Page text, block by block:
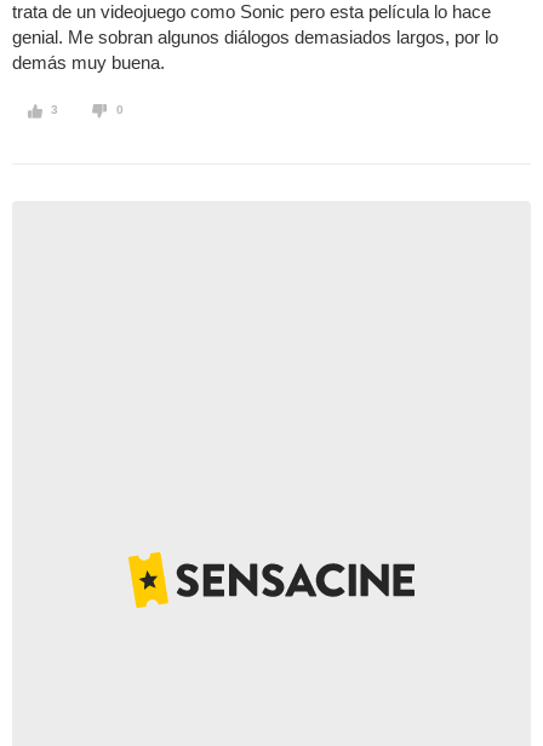
trata de un videojuego como Sonic pero esta película lo hace
genial. Me sobran algunos diálogos demasiados largos, por lo
demás muy buena.
3 0